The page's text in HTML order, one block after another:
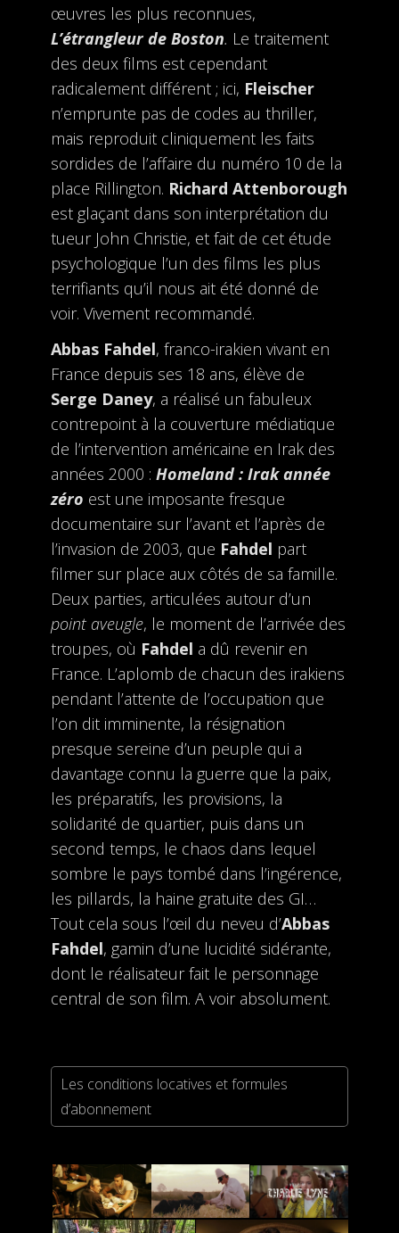
œuvres les plus reconnues,
L’étrangleur de Boston. Le traitement
des deux films est cependant
radicalement différent ; ici, Fleischer
n’emprunte pas de codes au thriller,
mais reproduit cliniquement les faits
sordides de l’affaire du numéro 10 de la
place Rillington. Richard Attenborough
est glaçant dans son interprétation du
tueur John Christie, et fait de cet étude
psychologique l’un des films les plus
terrifiants qu’il nous ait été donné de
voir. Vivement recommandé.
Abbas Fahdel, franco-irakien vivant en
France depuis ses 18 ans, élève de
Serge Daney, a réalisé un fabuleux
contrepoint à la couverture médiatique
de l’intervention américaine en Irak des
années 2000 : Homeland : Irak année
zéro est une imposante fresque
documentaire sur l’avant et l’après de
l’invasion de 2003, que Fahdel part
filmer sur place aux côtés de sa famille.
Deux parties, articulées autour d’un
point aveugle, le moment de l’arrivée des
troupes, où Fahdel a dû revenir en
France. L’aplomb de chacun des irakiens
pendant l’attente de l’occupation que
l’on dit imminente, la résignation
presque sereine d’un peuple qui a
davantage connu la guerre que la paix,
les préparatifs, les provisions, la
solidarité de quartier, puis dans un
second temps, le chaos dans lequel
sombre le pays tombé dans l’ingérence,
les pillards, la haine gratuite des GI…
Tout cela sous l’œil du neveu d’Abbas
Fahdel, gamin d’une lucidité sidérante,
dont le réalisateur fait le personnage
central de son film. A voir absolument.
Les conditions locatives et formules
d’abonnement